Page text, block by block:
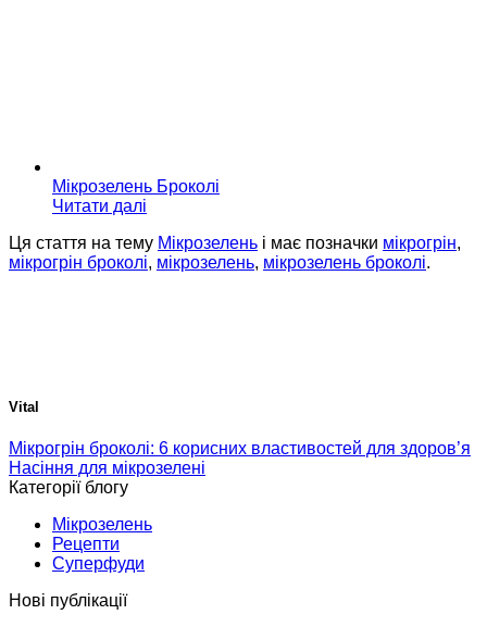
Мікрозелень Броколі
Читати далі
Ця стаття на тему Мікрозелень і має позначки мікрогрін,
мікрогрін броколі, мікрозелень, мікрозелень броколі.
Vital
Мікрогрін броколі: 6 корисних властивостей для здоров’я
Насіння для мікрозелені
Категорії блогу
Мікрозелень
Рецепти
Суперфуди
Нові публікації